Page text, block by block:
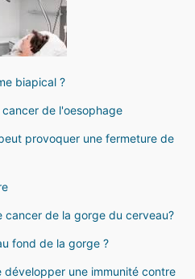
biapical ?
de l'oesophage
provoquer une fermeture de
cancer de la gorge du cerveau?
fond de la gorge ?
développer une immunité contre